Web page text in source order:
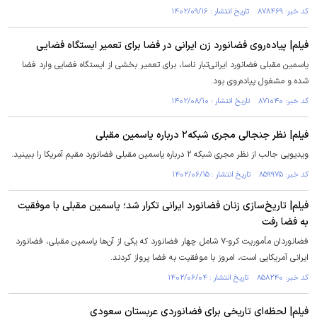
کد خبر: ۸۷۸۴۶۹ تاریخ انتشار : ۱۴۰۲/۰۹/۱۶
فیلم| پیاده‌روی فضانورد زن ایرانی در فضا برای تعمیر ایستگاه فضایی
یاسمین مقبلی فضانورد ایرانی‌تبار ناسا، برای تعمیر بخشی از ایستگاه فضایی وارد فضا
شده و مشغول پیاده‌روی بود.
کد خبر: ۸۷۱۰۴۰ تاریخ انتشار : ۱۴۰۲/۰۸/۱۰
فیلم| نظر جنجالی مجری شبکه۲ درباره یاسمین مقبلی
ویدیویی جالب از نظر مجری شبکه ۲ درباره یاسمین مقبلی فضانورد مقیم آمریکا را ببینید.
کد خبر: ۸۵۹۹۷۵ تاریخ انتشار : ۱۴۰۲/۰۶/۱۵
فیلم| تاریخ‌سازی زنان فضانورد ایرانی تکرار شد؛ یاسمین مقبلی با موفقیت
به فضا رفت
فضانوردان مأموریت کرو-۷ شامل چهار فضانورد که یکی از آن‌ها یاسمین مقبلی، فضانورد
ایرانی آمریکایی است، امروز با موفقیت به فضا پرواز کردند.
کد خبر: ۸۵۸۲۴۰ تاریخ انتشار : ۱۴۰۲/۰۶/۰۴
فیلم| لحظه‌ای تاریخی برای فضانوردی عربستان سعودی